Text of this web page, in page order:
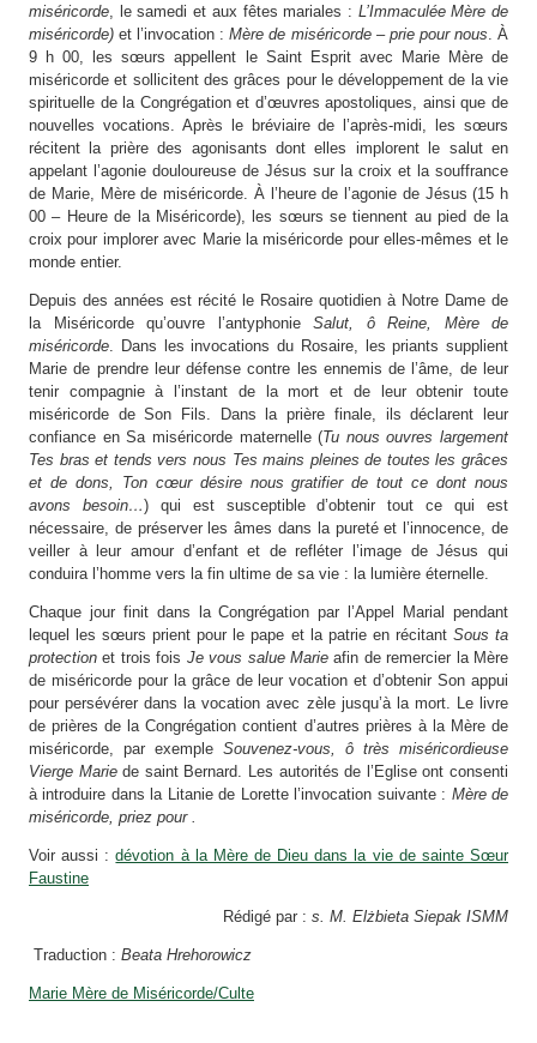
miséricorde , le samedi et aux fêtes mariales : L’Immaculée Mère de
miséricorde) et l’invocation :Mère de miséricorde – prie pour nous . À
9 h 00, les sœurs appellent le Saint Esprit avec Marie Mère de
miséricorde et sollicitent des grâces pour le développement de la vie
spirituelle de la Congrégation et d’œuvres apostoliques, ainsi que de
nouvelles vocations. Après le bréviaire de l’après-midi, les sœurs
récitent la prière des agonisants dont elles implorent le salut en
appelant l’agonie douloureuse de Jésus sur la croix et la souffrance
de Marie, Mère de miséricorde. À l’heure de l’agonie de Jésus (15 h
00 – Heure de la Miséricorde), les sœurs se tiennent au pied de la
croix pour implorer avec Marie la miséricorde pour elles-mêmes et le
monde entier.
Depuis des années est récité le Rosaire quotidien à Notre Dame de
la Miséricorde qu’ouvre l’antyphonie Salut, ô Reine, Mère de
miséricorde . Dans les invocations du Rosaire, les priants supplient
Marie de prendre leur défense contre les ennemis de l’âme, de leur
tenir compagnie à l’instant de la mort et de leur obtenir toute
miséricorde de Son Fils. Dans la prière finale, ils déclarent leur
confiance en Sa miséricorde maternelle (Tu nous ouvres largement
Tes bras et tends vers nous Tes mains pleines de toutes les grâces
et de dons, Ton cœur désire nous gratifier de tout ce dont nous
avons besoin…) qui est susceptible d’obtenir tout ce qui est
nécessaire, de préserver les âmes dans la pureté et l’innocence, de
veiller à leur amour d’enfant et de refléter l’image de Jésus qui
conduira l’homme vers la fin ultime de sa vie : la lumière éternelle.
Chaque jour finit dans la Congrégation par l’Appel Marial pendant
lequel les sœurs prient pour le pape et la patrie en récitant Sous ta
protectionet trois fois Je vous salue Marieafin de remercier la Mère
de miséricorde pour la grâce de leur vocation et d’obtenir Son appui
pour persévérer dans la vocation avec zèle jusqu’à la mort. Le livre
de prières de la Congrégation contient d’autres prières à la Mère de
miséricorde, par exemple Souvenez-vous, ô très miséricordieuse
Vierge Mariede saint Bernard. Les autorités de l’Eglise ont consenti
à introduire dans la Litanie de Lorette l’invocation suivante : Mère de
miséricorde, priez pour .
Voir aussi :dévotion à la Mère de Dieu dans la vie de sainte Sœur
Faustine
Rédigé par : s. M. Elżbieta Siepak ISMM
Traduction : Beata Hrehorowicz
Marie Mère de Miséricorde/Culte